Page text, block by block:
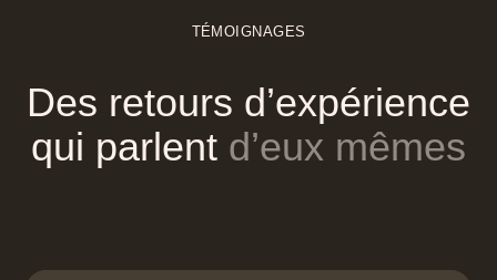
TÉMOIGNAGES
Des retours d’expérience
qui parlent d’eux mêmes